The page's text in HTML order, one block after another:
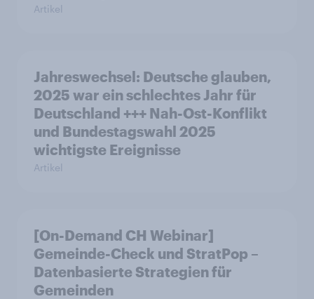
Artikel
Jahreswechsel: Deutsche glauben,
2025 war ein schlechtes Jahr für
Deutschland +++ Nah-Ost-Konflikt
und Bundestagswahl 2025
wichtigste Ereignisse
Artikel
[On-Demand CH Webinar]
Gemeinde-Check und StratPop –
Datenbasierte Strategien für
Gemeinden